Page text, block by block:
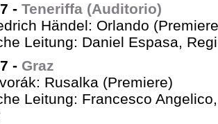
- Teneriffa (Auditorio)
Händel: Orlando
Leitung: Daniel Espasa,
- Graz
Rusalka (Premiere)
Leitung: Francesco